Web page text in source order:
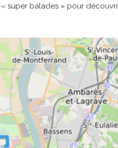
super balades » pour